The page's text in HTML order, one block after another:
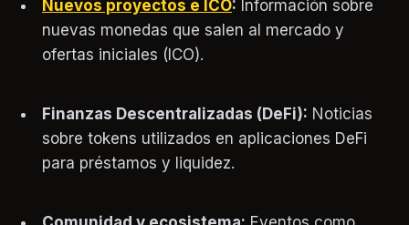
Nuevos proyectos e ICO: Información sobre
nuevas monedas que salen al mercado y
ofertas iniciales (ICO).
Finanzas Descentralizadas (DeFi): Noticias
sobre tokens utilizados en aplicaciones DeFi
para préstamos y liquidez.